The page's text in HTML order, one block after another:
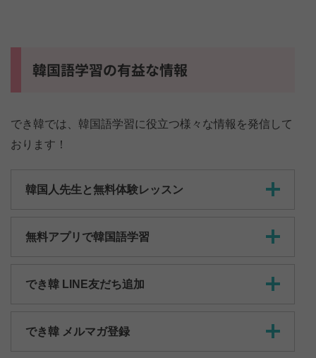
韓国語学習の有益な情報
でき韓では、韓国語学習に役立つ様々な情報を発信して
おります！
韓国人先生と無料体験レッスン
無料アプリで韓国語学習
でき韓 LINE友だち追加
でき韓 メルマガ登録